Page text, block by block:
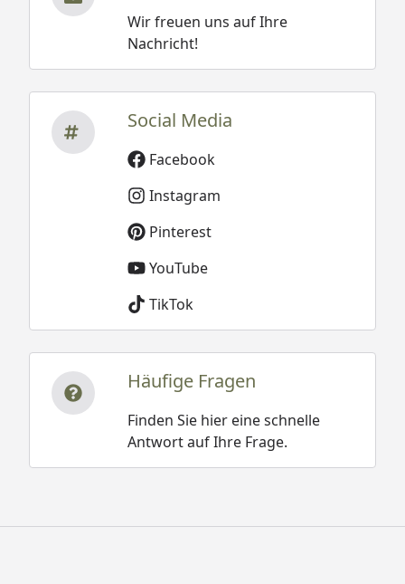
Wir freuen uns auf Ihre
Nachricht!
Social Media
Facebook
Instagram
Pinterest
YouTube
TikTok
Häufige Fragen
Finden Sie hier eine schnelle
Antwort auf Ihre Frage.